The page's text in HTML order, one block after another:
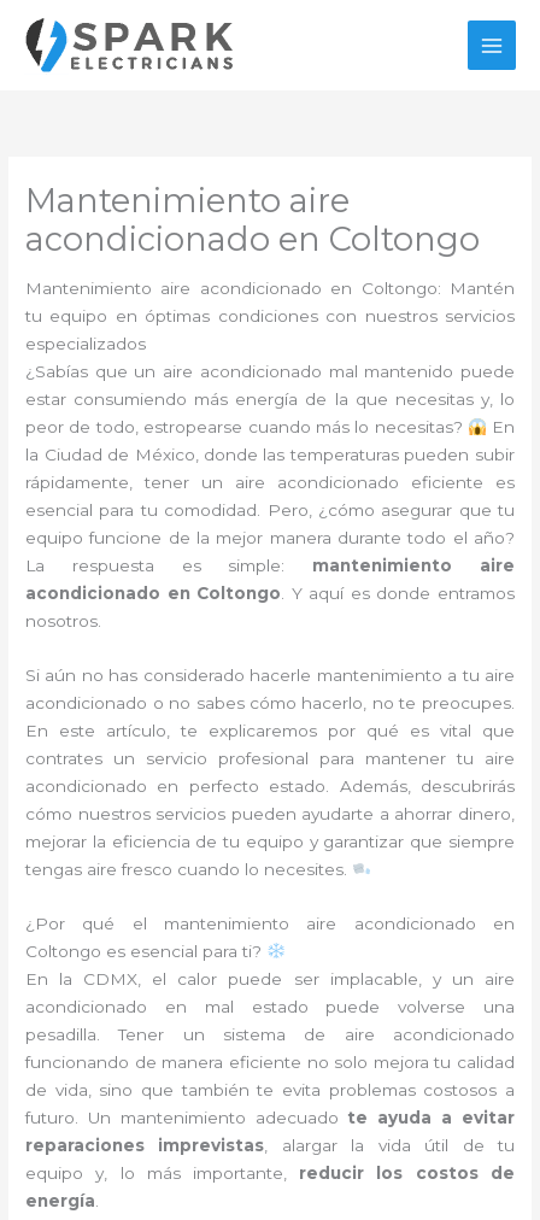
contenido
Mantenimiento aire
acondicionado en Coltongo
Mantenimiento aire acondicionado en Coltongo: Mantén
tu equipo en óptimas condiciones con nuestros servicios
especializados
¿Sabías que un aire acondicionado mal mantenido puede
estar consumiendo más energía de la que necesitas y, lo
peor de todo, estropearse cuando más lo necesitas?
En
la Ciudad de México, donde las temperaturas pueden subir
rápidamente, tener un aire acondicionado eficiente es
esencial para tu comodidad. Pero, ¿cómo asegurar que tu
equipo funcione de la mejor manera durante todo el año?
La respuesta es simple: mantenimiento aire
acondicionado en Coltongo. Y aquí es donde entramos
nosotros.
Si aún no has considerado hacerle mantenimiento a tu aire
acondicionado o no sabes cómo hacerlo, no te preocupes.
En este artículo, te explicaremos por qué es vital que
contrates un servicio profesional para mantener tu aire
acondicionado en perfecto estado. Además, descubrirás
cómo nuestros servicios pueden ayudarte a ahorrar dinero,
mejorar la eficiencia de tu equipo y garantizar que siempre
tengas aire fresco cuando lo necesites.
¿Por qué el mantenimiento aire acondicionado en
Coltongo es esencial para ti?
En la CDMX, el calor puede ser implacable, y un aire
acondicionado en mal estado puede volverse una
pesadilla. Tener un sistema de aire acondicionado
funcionando de manera eficiente no solo mejora tu calidad
de vida, sino que también te evita problemas costosos a
futuro. Un mantenimiento adecuado te ayuda a evitar
reparaciones imprevistas , alargar la vida útil de tu
equipo y, lo más importante, reducir los costos de
energía